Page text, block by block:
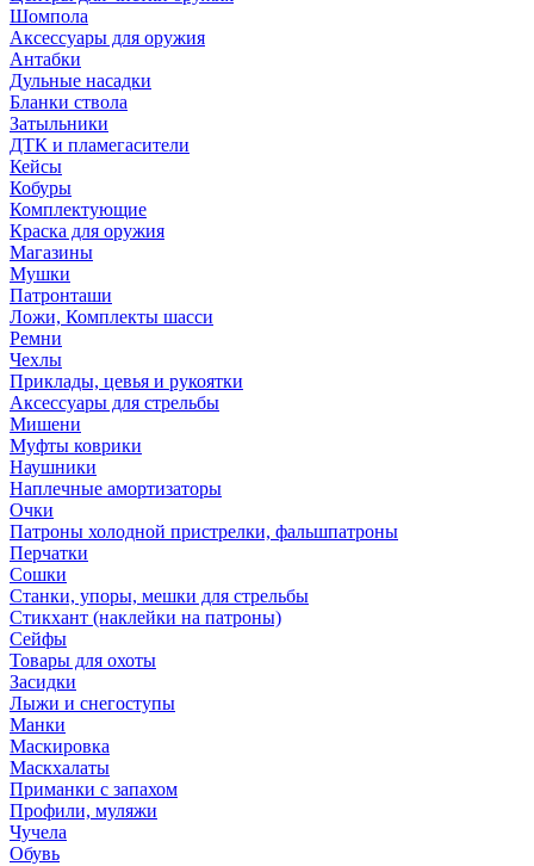
Шомпола
Аксессуары для оружия
Антабки
Дульные насадки
Бланки ствола
Затыльники
ДТК и пламегасители
Кейсы
Кобуры
Комплектующие
Краска для оружия
Магазины
Мушки
Патронташи
Ложи, Комплекты шасси
Ремни
Чехлы
Приклады, цевья и рукоятки
Аксессуары для стрельбы
Мишени
Муфты коврики
Наушники
Наплечные амортизаторы
Очки
Патроны холодной пристрелки, фальшпатроны
Перчатки
Сошки
Станки, упоры, мешки для стрельбы
Стикхант (наклейки на патроны)
Сейфы
Товары для охоты
Засидки
Лыжи и снегоступы
Манки
Маскировка
Маскхалаты
Приманки с запахом
Профили, муляжи
Чучела
Обувь